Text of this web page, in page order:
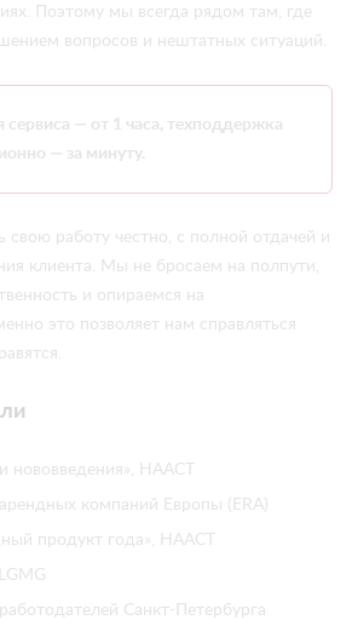
Поэтому мы всегда рядом там, где
вопросов и нештатных ситуаций.
сервиса — от 1 часа, техподдержка
— за минуту.
свою работу честно, с полной отдачей и
клиента. Мы не бросаем на полпути,
и опираемся на
это позволяет нам справляться
нововведения», НААСТ
компаний Европы (ERA)
продукт года», НААСТ
Санкт-Петербурга